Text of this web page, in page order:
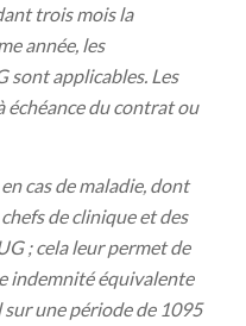
trois mois la
année, les
sont applicables. Les
échéance du contrat ou
cas de maladie, dont
de clinique et des
; cela leur permet de
indemnité équivalente
une période de 1095